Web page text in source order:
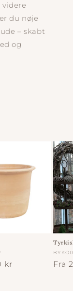
du nøje
– skabt
og
kr Fra